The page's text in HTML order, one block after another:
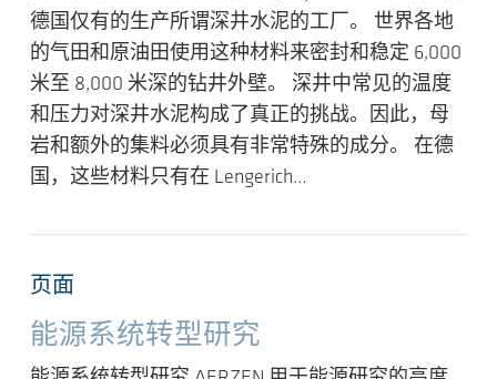
德国仅有的生产所谓深井水泥的工厂。 世界各地
的气田和原油田使用这种材料来密封和稳定 6,000
米至 8,000 米深的钻井外壁。 深井中常见的温度
和压力对深井水泥构成了真正的挑战。因此，母
岩和额外的集料必须具有非常特殊的成分。 在德
国，这些材料只有在 Lengerich…
页面
能源系统转型研究